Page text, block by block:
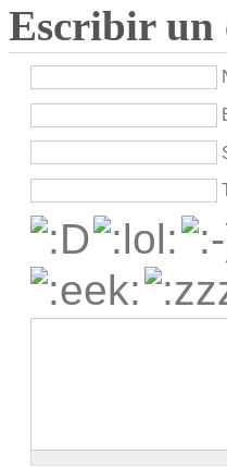
Escribir un